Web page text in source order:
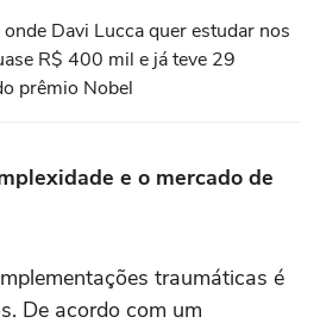
Davi Lucca quer estudar nos
R$ 400 mil e já teve 29
prêmio Nobel
e o mercado de
traumáticas é
De acordo com um